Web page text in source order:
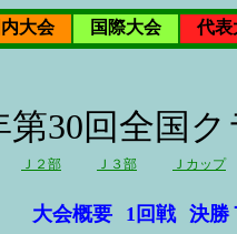
内大会 国際大会
代表
第30回全国
Ｊ２部 Ｊ３部 Ｊカップ
大会概要 1回戦 決勝